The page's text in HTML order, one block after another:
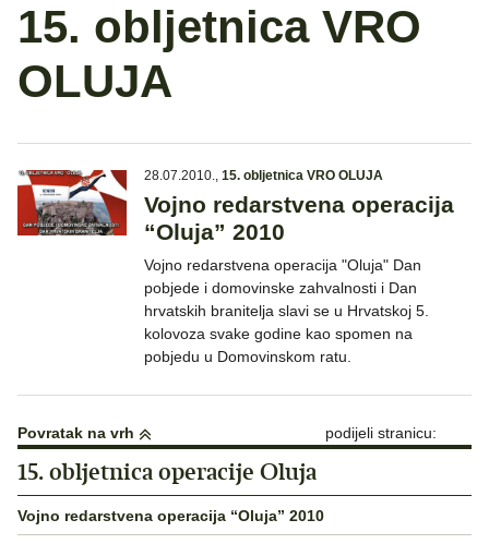
15. obljetnica VRO
OLUJA
28.07.2010., 15. obljetnica VRO OLUJA
Vojno redarstvena operacija
“Oluja” 2010
Vojno redarstvena operacija "Oluja" Dan
pobjede i domovinske zahvalnosti i Dan
hrvatskih branitelja slavi se u Hrvatskoj 5.
kolovoza svake godine kao spomen na
pobjedu u Domovinskom ratu.
Povratak na vrh podijeli stranicu:
15. obljetnica operacije Oluja
Vojno redarstvena operacija “Oluja” 2010